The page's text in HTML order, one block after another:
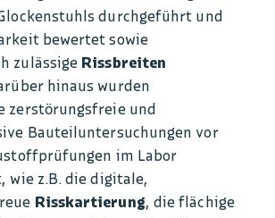
durchgeführt und
bewertet sowie
zulässige Rissbreiten
hinaus wurden
zerstörungsfreie und
Bauteiluntersuchungen vor
im Labor
wie z.B. die digitale,
Risskartierung, die flächige